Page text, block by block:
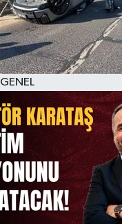
GENEL
KÜLTÜR SANAT
MAGAZİN
SAĞLIK
SİYASET
SPOR
TEKNOLOJİ